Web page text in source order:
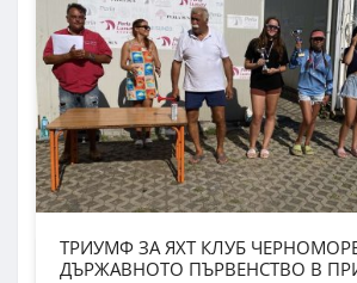
ТРИУМФ ЗА ЯХТ КЛУБ
ДЪРЖАВНОТО ПЪРВЕНСТВО В